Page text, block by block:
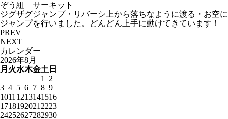
ぞう組 サーキット
ジグザグジャンプ・リバーシ上から落ちなように渡る・お空に
ジャンプを行いました。どんどん上手に動けてきています！
PREV
NEXT
カレンダー
2026年8月
月 火水木金土 日
1
2
3 4 5 6 7 8 9
1011 1213141516
1718192021 2223
24252627282930